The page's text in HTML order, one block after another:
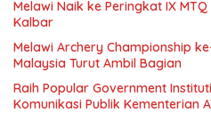
Melawi Naik ke Peringkat IX
Kalbar
Melawi Archery Championship
Malaysia Turut Ambil Bagian
Raih Popular Government
Komunikasi Publik Kementerian